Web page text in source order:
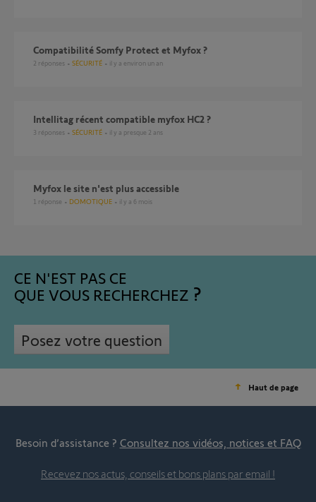
Compatibilité Somfy Protect et Myfox ?
2 réponses SÉCURITÉ il y a environ un an
intellitag récent compatible myfox HC2 ?
3 réponses SÉCURITÉ il y a presque 2 ans
Myfox le site n'est plus accessible
1 réponse DOMOTIQUE il y a 6 mois
CE N'EST PAS CE
QUE VOUS RECHERCHEZ
Posez votre question
Haut de page
Besoin d’assistance ? Consultez nos vidéos, notices et FAQ
Recevez nos actus, conseils et bons plans par email !